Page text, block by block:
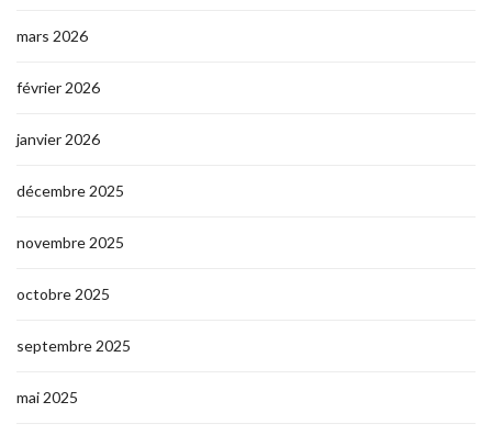
mars 2026
février 2026
janvier 2026
décembre 2025
novembre 2025
octobre 2025
septembre 2025
mai 2025